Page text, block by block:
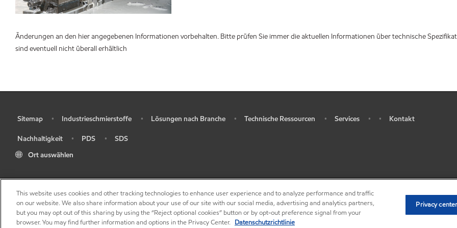
Änderungen an den hier angegebenen Informationen vorbehalten. Bitte prüfen Sie immer die aktuellen Informationen über technische
sind eventuell nicht überall erhältlich
Sitemap • Industrieschmierstoffe • Lösungen nach Branche • Technische Ressourcen • Services • • Kontakt
Nachhaltigkeit • PDS •
SDS
Ort auswählen
• Privacy center (Do not sell or share my personal
This website uses cookies and other tracking technologies to enhance user experience and to analyze performance and traffic
on our website. We also share information about your use of our site with our social media, advertising and analytics partners,
but you may opt out of this sharing by using the “Reject optional cookies” button or by opt-out preference signal from your
browser. You may find further information and options in the Privacy Center. Datenschutzrichtlinie
Privacy center